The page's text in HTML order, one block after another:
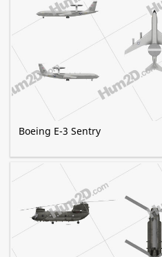
Boeing E-3 Sentry